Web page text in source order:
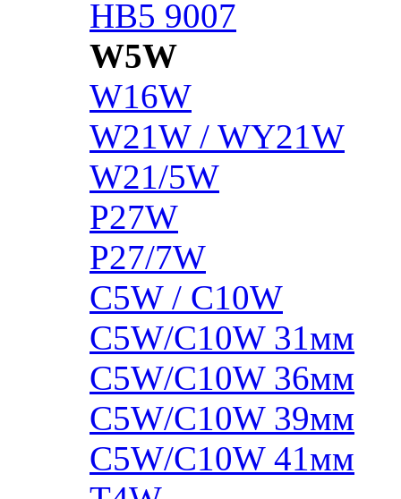
HB5 9007
W5W
W16W
W21W / WY21W
W21/5W
P27W
P27/7W
C5W / C10W
C5W/C10W 31мм
C5W/C10W 36мм
C5W/C10W 39мм
C5W/C10W 41мм